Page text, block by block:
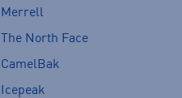
Merrell
The North Face
CamelBak
Icepeak